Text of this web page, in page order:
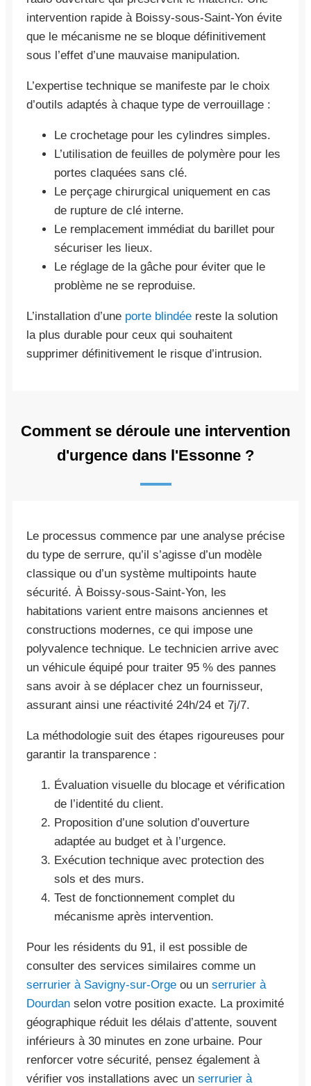
intervention rapide à Boissy-sous-Saint-Yon évite
que le mécanisme ne se bloque définitivement
sous l’effet d’une mauvaise manipulation.
L’expertise technique se manifeste par le choix
d’outils adaptés à chaque type de verrouillage :
Le crochetage pour les cylindres simples.
L’utilisation de feuilles de polymère pour les
portes claquées sans clé.
Le perçage chirurgical uniquement en cas
de rupture de clé interne.
Le remplacement immédiat du barillet pour
sécuriser les lieux.
Le réglage de la gâche pour éviter que le
problème ne se reproduise.
L’installation d’une porte blindée reste la solution
la plus durable pour ceux qui souhaitent
supprimer définitivement le risque d’intrusion.
Comment se déroule une intervention
d'urgence dans l'Essonne ?
Le processus commence par une analyse précise
du type de serrure, qu’il s’agisse d’un modèle
classique ou d’un système multipoints haute
sécurité. À Boissy-sous-Saint-Yon, les
habitations varient entre maisons anciennes et
constructions modernes, ce qui impose une
polyvalence technique. Le technicien arrive avec
un véhicule équipé pour traiter 95 % des pannes
sans avoir à se déplacer chez un fournisseur,
assurant ainsi une réactivité 24h/24 et 7j/7.
La méthodologie suit des étapes rigoureuses pour
garantir la transparence :
Évaluation visuelle du blocage et vérification
de l’identité du client.
Proposition d’une solution d’ouverture
adaptée au budget et à l’urgence.
Exécution technique avec protection des
sols et des murs.
Test de fonctionnement complet du
mécanisme après intervention.
Pour les résidents du 91, il est possible de
consulter des services similaires comme un
serrurier à Savigny-sur-Orge ou un serrurier à
Dourdan selon votre position exacte. La proximité
géographique réduit les délais d’attente, souvent
inférieurs à 30 minutes en zone urbaine. Pour
renforcer votre sécurité, pensez également à
vérifier vos installations avec un serrurier à